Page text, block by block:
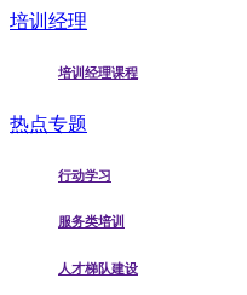
培训经理
培训经理课程
热点专题
行动学习
服务类培训
人才梯队建设